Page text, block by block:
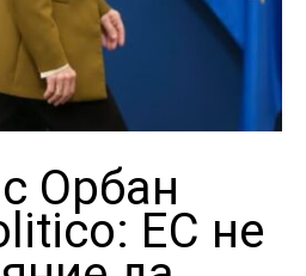
Орбан
ЕС не